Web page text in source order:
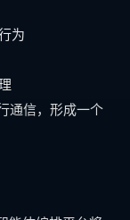
为
通信，形成一个